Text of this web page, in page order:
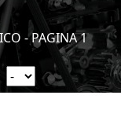
- PAGINA 1